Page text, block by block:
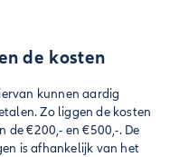
de kosten
kunnen aardig
Zo liggen de kosten
de €200,- en €500,-. De
is afhankelijk van het